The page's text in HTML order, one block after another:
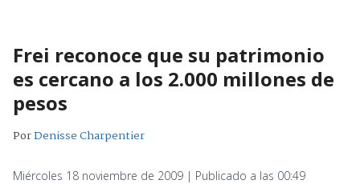
Frei reconoce que su patrimonio
es cercano a los 2.000 millones de
pesos
PorDenisse Charpentier
Miércoles 18 noviembre de 2009 | Publicado a las 00:49